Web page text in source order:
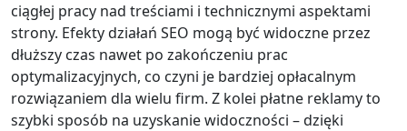
ciągłej pracy nad treściami i technicznymi aspektami
strony. Efekty działań SEO mogą być widoczne przez
dłuższy czas nawet po zakończeniu prac
optymalizacyjnych, co czyni je bardziej opłacalnym
rozwiązaniem dla wielu firm. Z kolei płatne reklamy to
szybki sposób na uzyskanie widoczności – dzięki